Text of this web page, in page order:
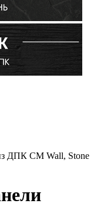
ДПК CM Wall, Stone